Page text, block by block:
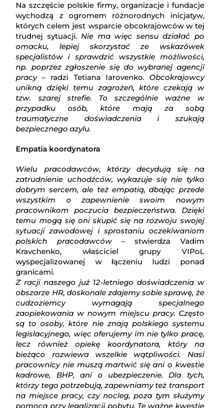
Na szczęście polskie firmy, organizacje i fundacje
wychodzą z ogromem różnorodnych inicjatyw,
których celem jest wsparcie obcokrajowców w tej
trudnej sytuacji.Nie ma więc sensu działać po
omacku, lepiej skorzystać ze wskazówek
specjalistów i sprawdzić wszystkie możliwości,
np. poprzez zgłoszenie się do wybranej agencji
pracy – radzi Tetiana Iarovenko. Obcokrajowcy
unikną dzięki temu zagrożeń, które czekają w
tzw. szarej strefie. To szczególnie ważne w
przypadku osób, które mają za sobą
traumatyczne doświadczenia i szukają
bezpiecznego azylu.
Empatia koordynatora
Wielu pracodawców, którzy decydują się na
zatrudnienie uchodźców, wykazuje się nie tylko
dobrym sercem, ale też empatią, dbając przede
wszystkim o zapewnienie swoim nowym
pracownikom poczucia bezpieczeństwa. Dzięki
temu mogą się oni skupić się na rozwoju swojej
sytuacji zawodowej i sprostaniu oczekiwaniom
polskich pracodawców – stwierdza Vadim
Kravchenko, właściciel grupy VIPoL
wyspecjalizowanej w łączeniu ludzi ponad
granicami.
Z racji naszego już 12-letniego doświadczenia w
obszarze HR, doskonale zdajemy sobie sprawę, że
cudzoziemcy wymagają specjalnego
zaopiekowania w nowym miejscu pracy. Często
są to osoby, które nie znają polskiego systemu
legislacyjnego, więc oferujemy im nie tylko pracę,
lecz również opiekę koordynatora, który na
bieżąco rozwiewa wszelkie wątpliwości. Nasi
pracownicy nie muszą martwić się ani o kwestie
kadrowe, BHP, ani o ubezpieczenie. Dla tych,
którzy tego potrzebują, zapewniamy też transport
na miejsce pracy, czy nocleg, poza tym służymy
pomocą przy legalizacji pobytu. Te ważne kwestie